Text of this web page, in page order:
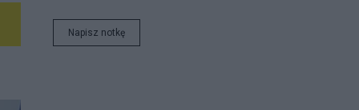
Napisz notkę